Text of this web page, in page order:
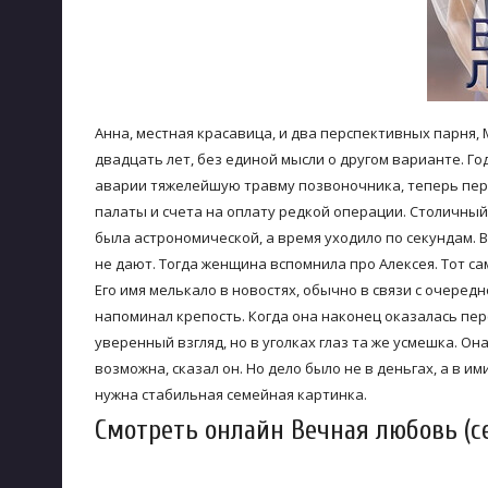
Анна, местная красавица, и два перспективных
двадцать лет, без единой мысли о другом варианте.
аварии тяжелейшую травму позвоночника, теперь
палаты и счета на оплату редкой операции.
была астрономической, а время уходило по секундам.
не дают. Тогда женщина вспомнила про Алексея. Тот
Его имя мелькало в новостях, обычно в связи с
напоминал крепость. Когда она наконец оказалась
уверенный взгляд, но в уголках глаз та же усмешка.
возможна, сказал он. Но дело было не в деньгах, а в
нужна стабильная семейная картинка.
Смотреть онлайн Вечная любовь